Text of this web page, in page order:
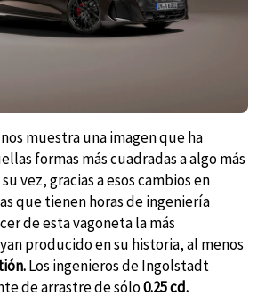
muestra una imagen que ha
formas más cuadradas a algo más
vez, gracias a esos cambios en
que tienen horas de ingeniería
de esta vagoneta la más
producido en su historia, al menos
Los ingenieros de Ingolstadt
de arrastre de sólo0.25 cd.